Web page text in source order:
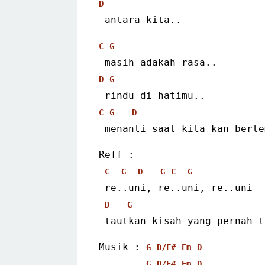
D
antara kita..
C G
masih adakah rasa..
D G
rindu di hatimu..
C G D
menanti saat kita kan
Reff :
C G D G C G
re..uni, re..uni, re..uni
D G
tautkan kisah yang pernah
Musik : G D/F# Em
D